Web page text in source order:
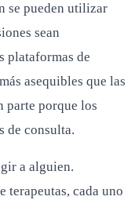
se pueden utilizar
sean
plataformas de
asequibles que las
parte porque los
de consulta.
a alguien.
terapeutas, cada uno